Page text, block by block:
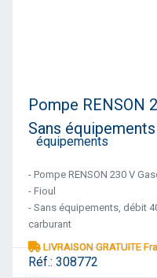
Réf.: 308772
Pompe RENSON
Sans équipements
- Pompe RENSON 230 V
- Fioul
- Sans équipements, débit
carburant
LIVRAISON GRATUITE